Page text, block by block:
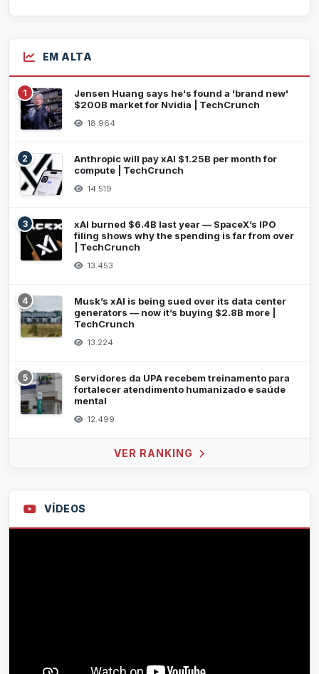
EM ALTA
1
Jensen Huang says he's found a 'brand new'
$200B market for Nvidia | TechCrunch
18.964
2
Anthropic will pay xAI $1.25B per month for
compute | TechCrunch
14.519
3
xAI burned $6.4B last year — SpaceX’s IPO
filing shows why the spending is far from over
| TechCrunch
13.453
4
Musk’s xAI is being sued over its data center
generators — now it’s buying $2.8B more |
TechCrunch
13.224
5
Servidores da UPA recebem treinamento para
fortalecer atendimento humanizado e saúde
mental
12.499
VER RANKING
VÍDEOS